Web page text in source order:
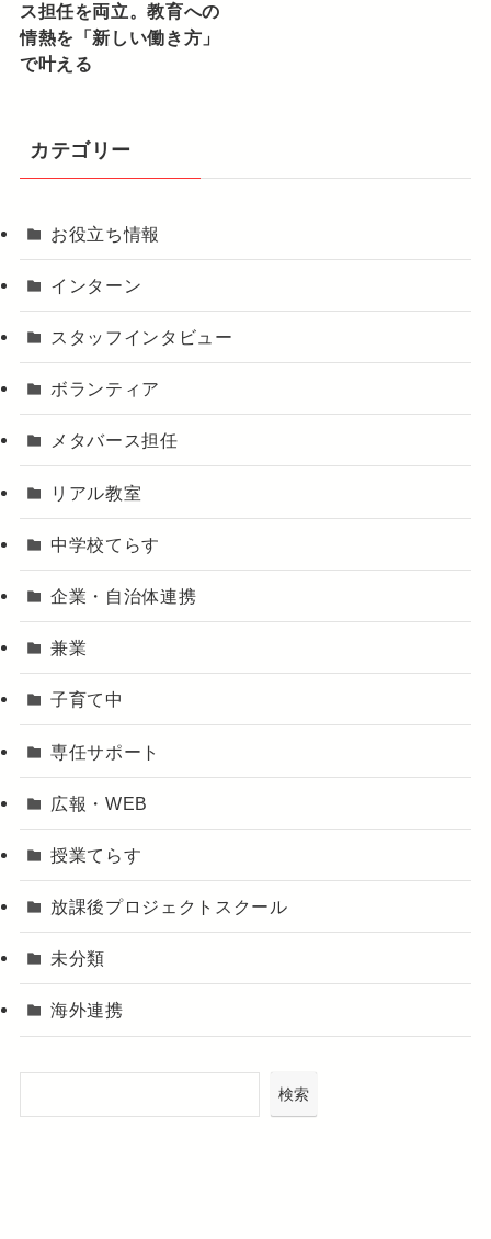
ス担任を両立。教育への
情熱を「新しい働き方」
で叶える
カテゴリー
お役立ち情報
インターン
スタッフインタビュー
ボランティア
メタバース担任
リアル教室
中学校てらす
企業・自治体連携
兼業
子育て中
専任サポート
広報・WEB
授業てらす
放課後プロジェクトスクール
未分類
海外連携
検索